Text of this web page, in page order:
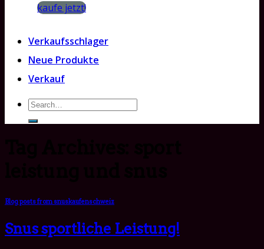
kaufe jetzt!
Verkaufsschlager
Neue Produkte
Verkauf
Search
for:
Blog posts from snuskaufenschweiz
Snus sportliche Leistung!